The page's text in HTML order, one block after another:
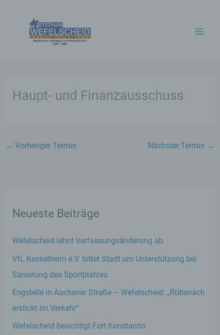
Haupt- und Finanzausschuss
← Vorheriger Termin Nächster Termin →
Neueste Beiträge
Wefelscheid lehnt Verfassungsänderung ab
VfL Kesselheim e.V. bittet Stadt um Unterstützung bei
Sanierung des Sportplatzes
Engstelle in Aachener Straße – Wefelscheid: „Rübenach
erstickt im Verkehr“
Wefelscheid besichtigt Fort Konstantin